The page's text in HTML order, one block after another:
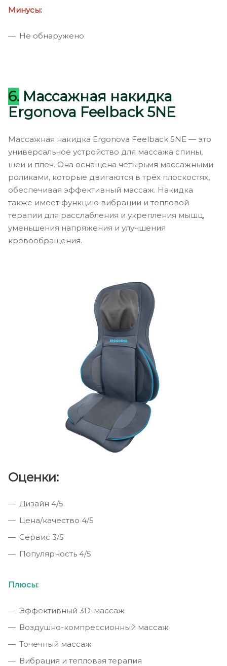
Минусы:
Не обнаружено
6. Массажная накидка
Ergonova Feelback 5NE
Массажная накидка Ergonova Feelback 5NE — это
универсальное устройство для массажа спины,
шеи и плеч. Она оснащена четырьмя массажными
роликами, которые двигаются в трёх плоскостях,
обеспечивая эффективный массаж. Накидка
также имеет функцию вибрации и тепловой
терапии для расслабления и укрепления мышц,
уменьшения напряжения и улучшения
кровообращения.
Оценки:
Дизайн 4/5
Цена/качество 4/5
Сервис 3/5
Популярность 4/5
Плюсы:
Эффективный 3D-массаж
Воздушно-компрессионный массаж
Точечный массаж
Вибрация и тепловая терапия